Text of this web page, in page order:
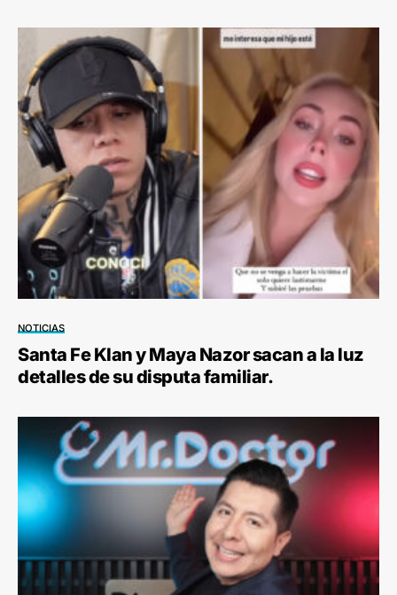
NOTICIAS
Santa Fe Klan y Maya Nazor sacan a la luz
detalles de su disputa familiar.